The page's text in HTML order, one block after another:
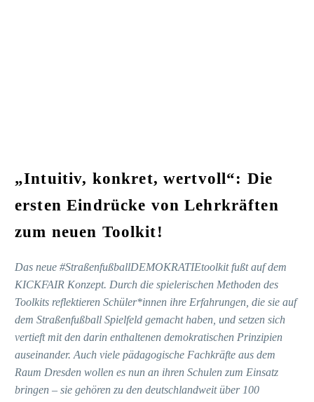
„Intuitiv, konkret, wertvoll“: Die
ersten Eindrücke von Lehrkräften
zum neuen Toolkit!
Das neue #StraßenfußballDEMOKRATIEtoolkit fußt auf dem
KICKFAIR Konzept. Durch die spielerischen Methoden des
Toolkits reflektieren Schüler*innen ihre Erfahrungen, die sie auf
dem Straßenfußball Spielfeld gemacht haben, und setzen sich
vertieft mit den darin enthaltenen demokratischen Prinzipien
auseinander. Auch viele pädagogische Fachkräfte aus dem
Raum Dresden wollen es nun an ihren Schulen zum Einsatz
bringen – sie gehören zu den deutschlandweit über 100